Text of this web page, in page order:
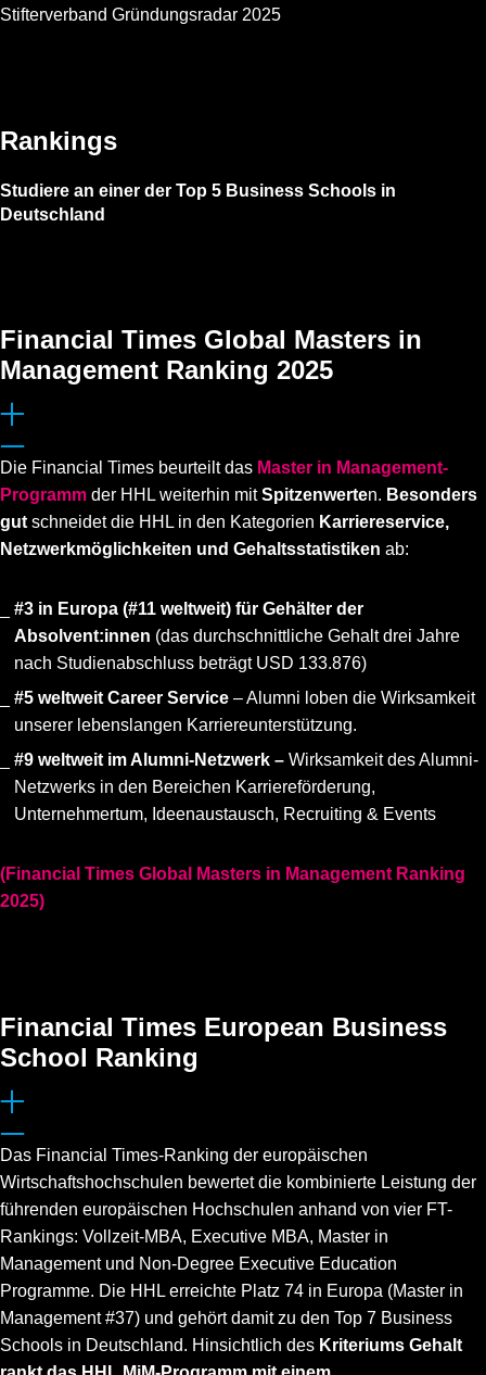
Stifterverband Gründungsradar 2025
Rankings
Studiere an einer der Top 5 Business Schools in
Deutschland
Financial Times Global Masters in
Management Ranking 2025
Die Financial Times beurteilt das Master in Management-
Programm der HHL weiterhin mitSpitzenwerten. Besonders
gut schneidet die HHL in den Kategorien Karriereservice,
Netzwerkmöglichkeiten und Gehaltsstatistiken ab:
#3 in Europa (#11 weltweit) für Gehälter der
Absolvent:innen (das durchschnittliche Gehalt drei Jahre
nach Studienabschluss beträgt USD 133.876)
#5 weltweit Career Service – Alumni loben die Wirksamkeit
unserer lebenslangen Karriereunterstützung.
#9 weltweit im Alumni-Netzwerk – Wirksamkeit des Alumni-
Netzwerks in den Bereichen Karriereförderung,
Unternehmertum, Ideenaustausch, Recruiting & Events
(Financial Times Global Masters in Management Ranking
2025)
Financial Times European Business
School Ranking
Das Financial Times-Ranking der europäischen
Wirtschaftshochschulen bewertet die kombinierte Leistung der
führenden europäischen Hochschulen anhand von vier FT-
Rankings: Vollzeit-MBA, Executive MBA, Master in
Management und Non-Degree Executive Education
Programme. Die HHL erreichte Platz 74 in Europa (Master in
Management #37) und gehört damit zu den Top 7 Business
Schools in Deutschland. Hinsichtlich des Kriteriums Gehalt